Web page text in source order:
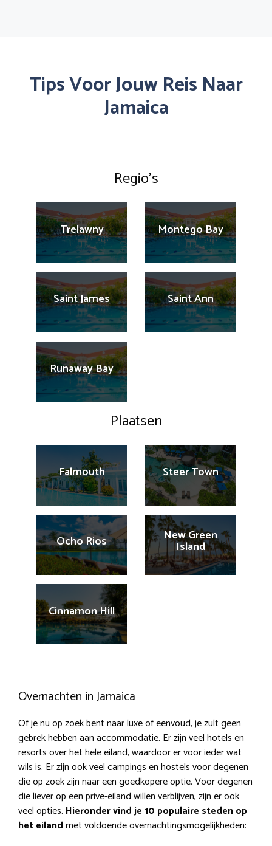
Tips Voor Jouw Reis Naar
Jamaica
Regio’s
Trelawny Montego Bay
Saint James Saint Ann
Runaway Bay
Plaatsen
Falmouth Steer Town
Ocho Rios New Green
Island
Cinnamon Hill
Overnachten in Jamaica
Of je nu op zoek bent naar luxe of eenvoud, je zult geen
gebrek hebben aan accommodatie. Er zijn veel hotels en
resorts over het hele eiland, waardoor er voor ieder wat
wils is. Er zijn ook veel campings en hostels voor degenen
die op zoek zijn naar een goedkopere optie. Voor degenen
die liever op een prive-eiland willen verblijven, zijn er ook
veel opties. Hieronder vind je 10 populaire steden op
het eilandmet voldoende overnachtingsmogelijkheden: